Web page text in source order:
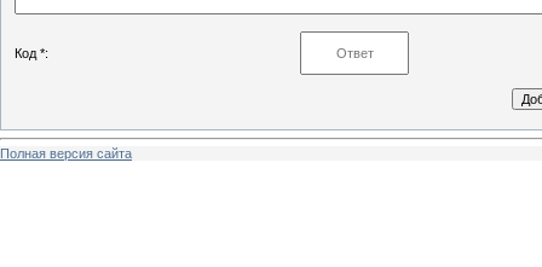
Код *:
Полная версия сайта